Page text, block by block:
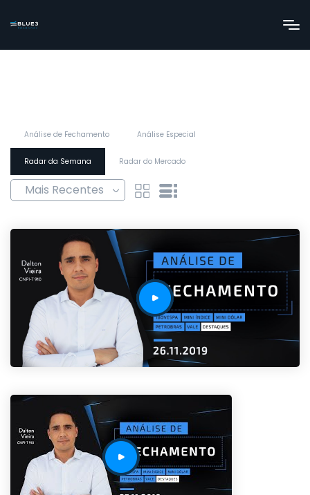
Análise de Fechamento Análise Especial
Radar da Semana Radar do Mercado